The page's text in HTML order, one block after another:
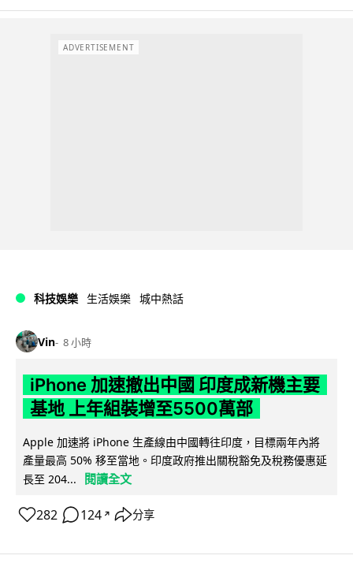
ADVERTISEMENT
科技娛樂 生活娛樂 城中熱話
Vin 8 小時
iPhone 加速撤出中國 印度成新機主要
基地 上年組裝增至5500萬部
Apple 加速將 iPhone 生產線由中國轉往印度，目標兩年內將
產量最高 50% 移至當地。印度政府推出關稅豁免及稅務優惠延
長至 204...
閱讀全文
282 124 ↗ 分享